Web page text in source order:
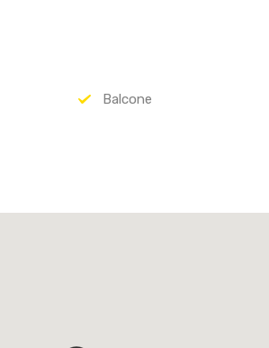
Balcone